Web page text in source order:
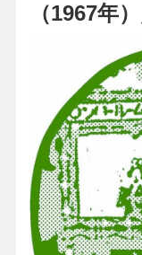
（1967年